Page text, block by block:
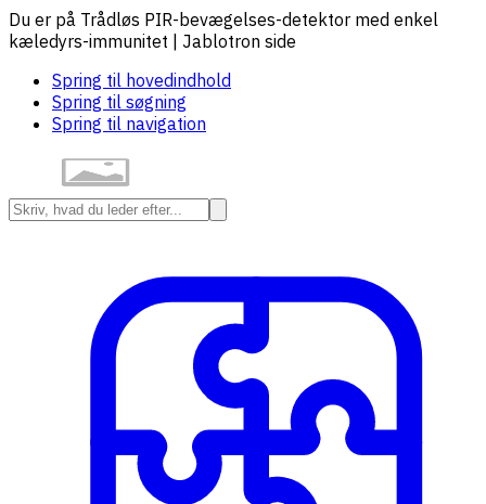
Du er på Trådløs PIR-bevægelses-detektor med enkel
kæledyrs-immunitet | Jablotron side
Spring til hovedindhold
Spring til søgning
Spring til navigation